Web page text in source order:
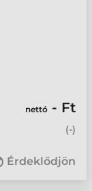
nettó - Ft
(-)
Érdeklődjön